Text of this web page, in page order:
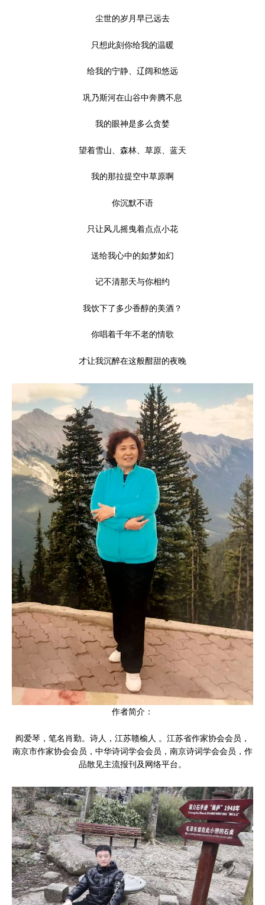
尘世的岁月早已远去
只想此刻你给我的温暖
给我的宁静、辽阔和悠远
巩乃斯河在山谷中奔腾不息
我的眼神是多么贪婪
望着雪山、森林、草原、蓝天
我的那拉提空中草原啊
你沉默不语
只让风儿摇曳着点点小花
送给我心中的如梦如幻
记不清那天与你相约
我饮下了多少香醇的美酒？
你唱着千年不老的情歌
才让我沉醉在这般酣甜的夜晚
作者简介：
阎爱琴，笔名肖勤。诗人，江苏赣榆人 。江苏省作家协会会员，
南京市作家协会会员，中华诗词学会会员，南京诗词学会会员，作
品散见主流报刊及网络平台。